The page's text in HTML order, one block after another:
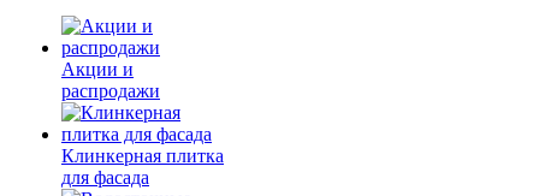
Акции и
распродажи
Клинкерная плитка
для фасада